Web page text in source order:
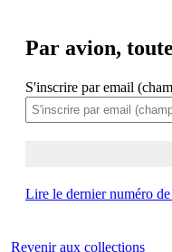
Par avion,
S'inscrire par email
Lire le dernier numéro
Revenir aux collections